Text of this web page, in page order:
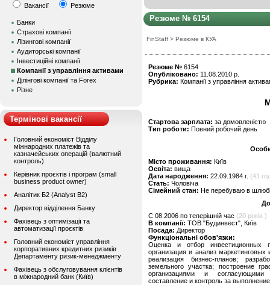
Вакансії Резюме
Банки
Страхові компанії
Лізингові компанії
Аудиторські компанії
Інвестиційні компанії
Компанії з управління активами
Ділінгові компанії та Forex
Різне
Термінові вакансії
Головний економіст Відділу
міжнародних платежів та
казначейських операцій (валютний
контроль)
Керівник проєктів і програм (small
business product owner)
Аналітик Б2 (Analyst B2)
Директор відділення Банку
Фахівець з оптимізації та
автоматизації проєктів
Головний економіст управління
корпоративних кредитних ризиків
Департаменту ризик-менеджменту
Фахівець з обслуговування клієнтів
в міжнародний банк (Київ)
Резюме № 6154
FinStaff > Резюме в КУА
Резюме № 6154
Опубліковано: 11.08.2010 р.
Рубрика: Компанії з управління
Стартова зарплата: за домовленістю
Тип роботи: Повний робочий день
Місто проживання: Київ
Освіта: вища
Дата народження: 22.09.1984 г. (41
Стать: Чоловіча
Сімейний стан: Не перебуваю в
C 08.2006 по теперішній час (20 років )
В компанії: ТОВ "Будинвест", Київ
Посада: Директор
Функціональні обов'язки:
Оценка и отбор инвестиционных
организация и анализ
реализация бизнес-планов;
земельного участка; построение
организациями и согласующими
составление и контроль за